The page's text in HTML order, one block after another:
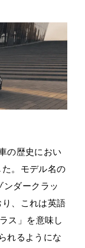
の歴史におい
。モデル名の
ンダークラッ
、これは英語
ス」を意味し
れるようにな